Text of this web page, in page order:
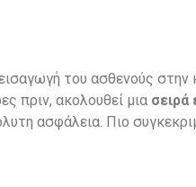
του ασθενούς στην
πριν, ακολουθεί μια
ασφάλεια. Πιο